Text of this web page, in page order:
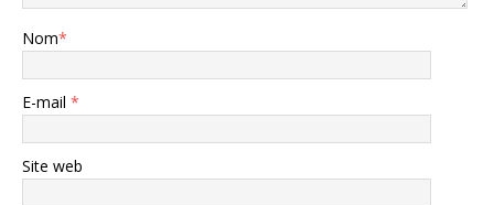
Nom*
E-mail *
Site web